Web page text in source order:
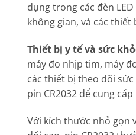
dụng trong các đèn
không gian, và các
Thiết bị y tế và sức
máy đo nhịp tim, máy
các thiết bị theo dõi
pin CR2032 để cung
Với kích thước nhỏ gọn